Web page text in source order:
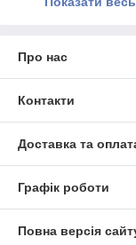
Про нас
Контакти
Доставка та
Графік роботи
Повна версія